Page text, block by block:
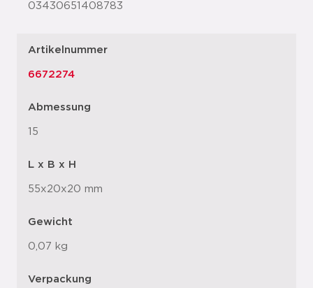
03430651408783
Artikelnummer
6672274
Abmessung
15
L x B x H
55x20x20 mm
Gewicht
0,07 kg
Verpackung